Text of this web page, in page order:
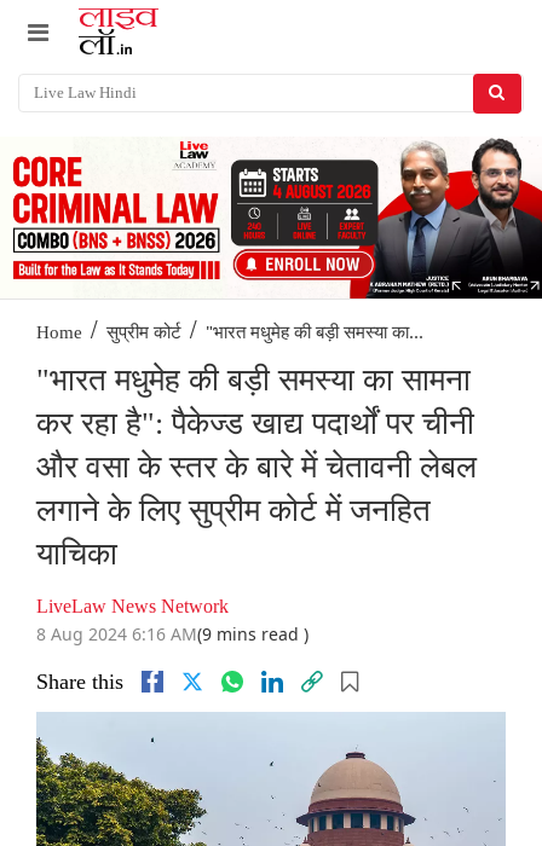
Home / सुप्रीम कोर्ट / "भारत मधुमेह की बड़ी समस्या का...
"भारत मधुमेह की बड़ी समस्या का सामना
कर रहा है": पैकेज्ड खाद्य पदार्थों पर चीनी
और वसा के स्तर के बारे में चेतावनी लेबल
लगाने के लिए सुप्रीम कोर्ट में जनहित
याचिका
LiveLaw News Network
8 Aug 2024 6:16 AM(9 mins read )
Share this